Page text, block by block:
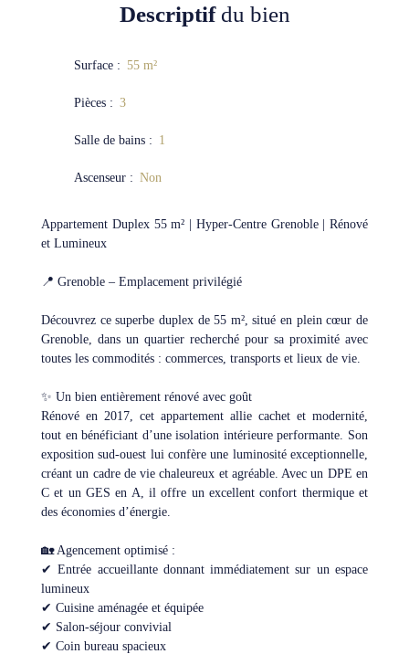
Descriptifdu bien
Surface : 55 m²
Pièces : 3
Salle de bains : 1
Ascenseur : Non
Appartement Duplex 55 m² | Hyper-Centre Grenoble | Rénové
et Lumineux
📍 Grenoble – Emplacement privilégié
Découvrez ce superbe duplex de 55 m², situé en plein cœur de
Grenoble, dans un quartier recherché pour sa proximité avec
toutes les commodités : commerces, transports et lieux de vie.
✨ Un bien entièrement rénové avec goût
Rénové en 2017, cet appartement allie cachet et modernité,
tout en bénéficiant d’une isolation intérieure performante. Son
exposition sud-ouest lui confère une luminosité exceptionnelle,
créant un cadre de vie chaleureux et agréable. Avec un DPE en
C et un GES en A, il offre un excellent confort thermique et
des économies d’énergie.
🏡 Agencement optimisé :
✔ Entrée accueillante donnant immédiatement sur un espace
lumineux
✔ Cuisine aménagée et équipée
✔ Salon-séjour convivial
✔ Coin bureau spacieux